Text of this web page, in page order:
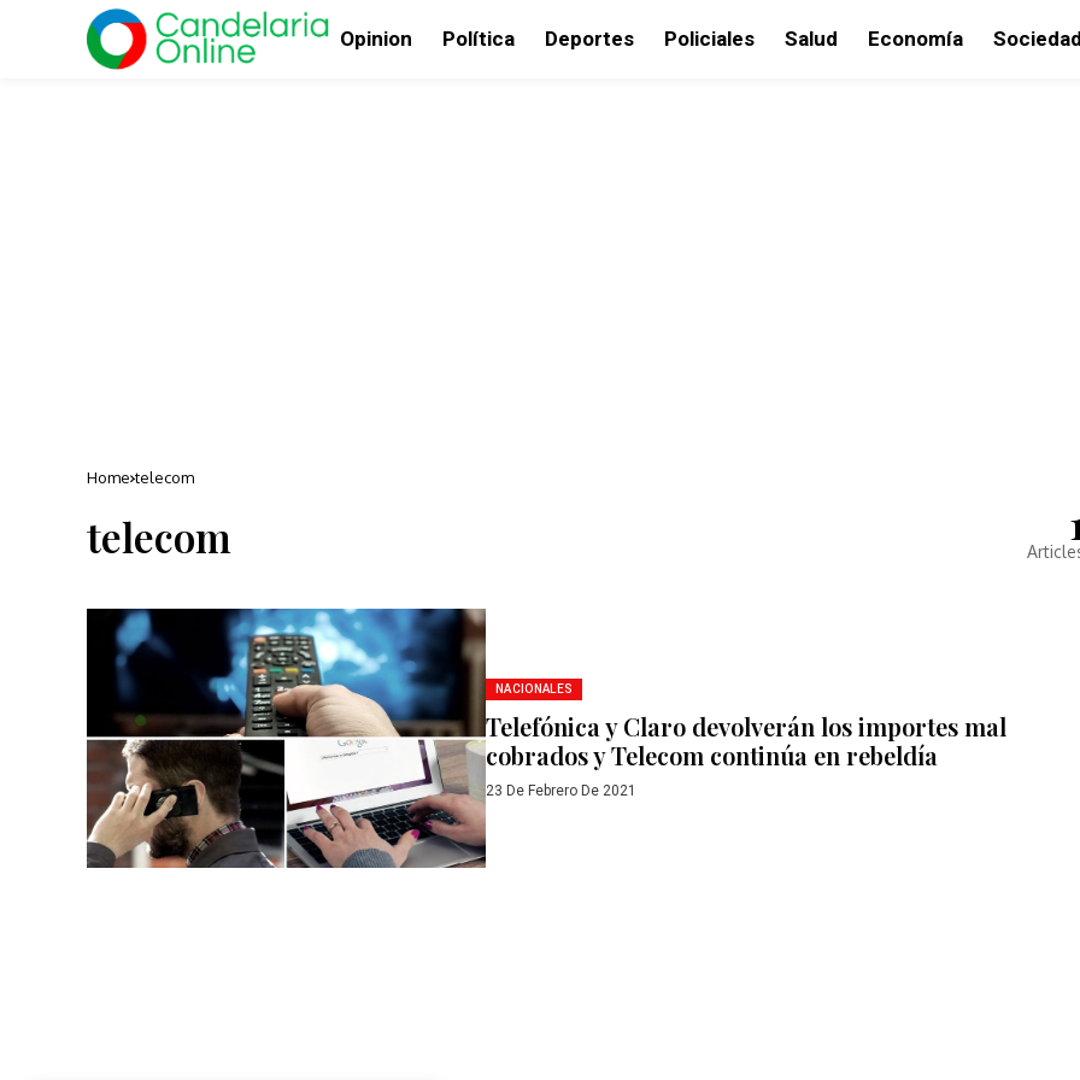
Opinion Política Deportes Policiales Salud Economía
Home telecom
telecom
NACIONALES
Telefónica y Claro devolverán los importes mal
cobrados y Telecom continúa en rebeldía
23 De Febrero De 2021